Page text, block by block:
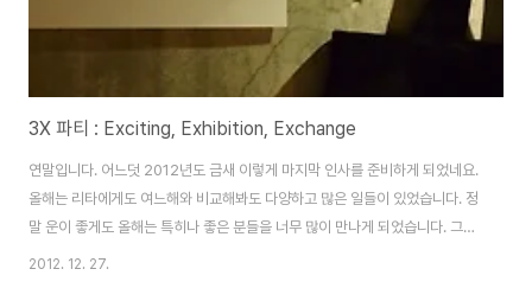
3X 파티 : Exciting, Exhibition, Exchange
연말입니다. 어느덧 2012년도 금새 이렇게 마지막 인사를 준비하게 되었네요.
올해는 리타에게도 여느해와 비교해봐도 다양하고 많은 일들이 있었습니다. 정
말 운이 좋게도 올해는 특히나 좋은 분들을 너무 많이 만나게 되었습니다. 그래
서 송년회를 핑계삼아 좋은 사람들 모두 모아 훈훈한 시간을 만들어보고 싶었
2012. 12. 27.